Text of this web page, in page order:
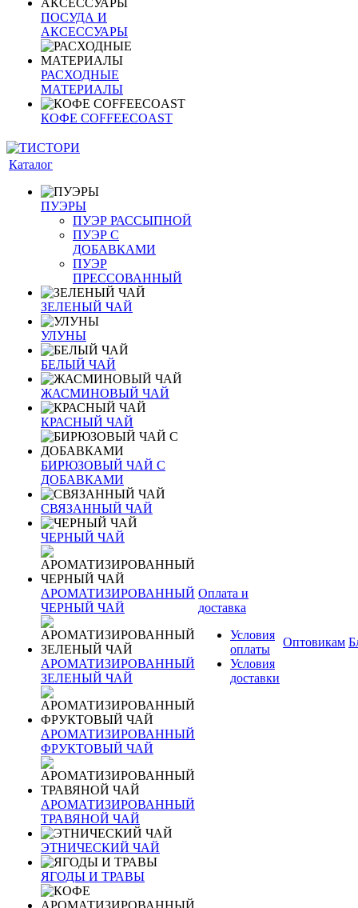
ПОСУДА И
АКСЕССУАРЫ
РАСХОДНЫЕ
МАТЕРИАЛЫ
КОФЕ COFFEECOAST
Каталог
ПУЭРЫ
ПУЭР РАССЫПНОЙ
ПУЭР С
ДОБАВКАМИ
ПУЭР
ПРЕССОВАННЫЙ
ЗЕЛЕНЫЙ ЧАЙ
УЛУНЫ
БЕЛЫЙ ЧАЙ
ЖАСМИНОВЫЙ ЧАЙ
КРАСНЫЙ ЧАЙ
БИРЮЗОВЫЙ ЧАЙ С
ДОБАВКАМИ
СВЯЗАННЫЙ ЧАЙ
ЧЕРНЫЙ ЧАЙ
АРОМАТИЗИРОВАННЫЙ
ЧЕРНЫЙ ЧАЙ
АРОМАТИЗИРОВАННЫЙ
ЗЕЛЕНЫЙ ЧАЙ
АРОМАТИЗИРОВАННЫЙ
ФРУКТОВЫЙ ЧАЙ
АРОМАТИЗИРОВАННЫЙ
ТРАВЯНОЙ ЧАЙ
ЭТНИЧЕСКИЙ ЧАЙ
ЯГОДЫ И ТРАВЫ
Оплата и
доставка
Условия
оплаты
Условия
доставки
Оптовикам